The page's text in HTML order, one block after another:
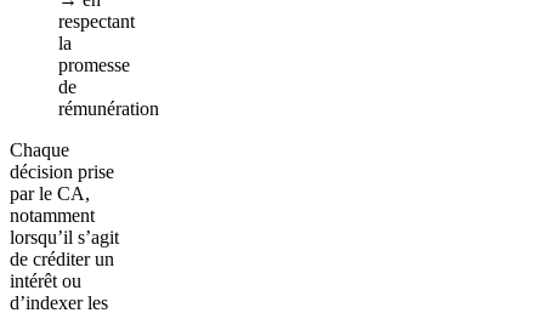
respectant
la
promesse
de
rémunération
Chaque
décision prise
par le CA,
notamment
lorsqu’il s’agit
de créditer un
intérêt ou
d’indexer les